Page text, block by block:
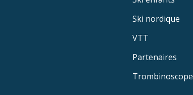
Ski nordique
VTT
Partenaires
Trombinoscope